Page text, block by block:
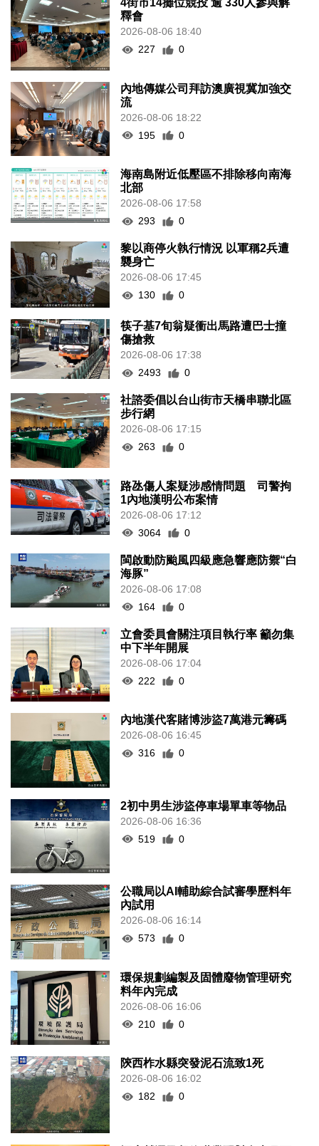
4街市14攤位競投 逾 330人參與解
釋會
2026-08-06 18:40
227
0
內地傳媒公司拜訪澳廣視冀加強交
流
2026-08-06 18:22
195
0
海南島附近低壓區不排除移向南海
北部
2026-08-06 17:58
293
0
黎以商停火執行情況 以軍稱2兵遭
襲身亡
2026-08-06 17:45
130
0
筷子基7旬翁疑衝出馬路遭巴士撞
傷搶救
2026-08-06 17:38
2493
0
社諮委倡以台山街市天橋串聯北區
步行網
2026-08-06 17:15
263
0
路氹傷人案疑涉感情問題 司警拘
1內地漢明公布案情
2026-08-06 17:12
3064
0
閩啟動防颱風四級應急響應防禦“白
海豚”
2026-08-06 17:08
164
0
立會委員會關注項目執行率 籲勿集
中下半年開展
2026-08-06 17:04
222
0
內地漢代客賭博涉盜7萬港元籌碼
2026-08-06 16:45
316
0
2初中男生涉盜停車場單車等物品
2026-08-06 16:36
519
0
公職局以AI輔助綜合試審學歷料年
內試用
2026-08-06 16:14
573
0
環保規劃編製及固體廢物管理研究
料年內完成
2026-08-06 16:06
210
0
陝西柞水縣突發泥石流致1死
2026-08-06 16:02
182
0